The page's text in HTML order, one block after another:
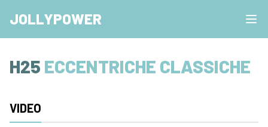
JOLLYPOWER
H25 ECCENTRICHE CLASSICHE
VIDEO